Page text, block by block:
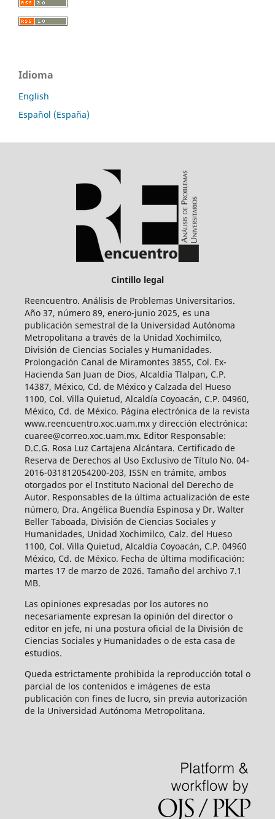
Idioma
English
Español (España)
Cintillo legal
Reencuentro. Análisis de Problemas Universitarios.
Año 37, número 89, enero-junio 2025, es una
publicación semestral de la Universidad Autónoma
Metropolitana a través de la Unidad Xochimilco,
División de Ciencias Sociales y Humanidades.
Prolongación Canal de Miramontes 3855, Col. Ex-
Hacienda San Juan de Dios, Alcaldía Tlalpan, C.P.
14387, México, Cd. de México y Calzada del Hueso
1100, Col. Villa Quietud, Alcaldía Coyoacán, C.P. 04960,
México, Cd. de México. Página electrónica de la revista
www.reencuentro.xoc.uam.mx y dirección electrónica:
cuaree@correo.xoc.uam.mx. Editor Responsable:
D.C.G. Rosa Luz Cartajena Alcántara. Certificado de
Reserva de Derechos al Uso Exclusivo de Título No. 04-
2016-031812054200-203, ISSN en trámite, ambos
otorgados por el Instituto Nacional del Derecho de
Autor. Responsables de la última actualización de este
número, Dra. Angélica Buendía Espinosa y Dr. Walter
Beller Taboada, División de Ciencias Sociales y
Humanidades, Unidad Xochimilco, Calz. del Hueso
1100, Col. Villa Quietud, Alcaldía Coyoacán, C.P. 04960
México, Cd. de México. Fecha de última modificación:
martes 17 de marzo de 2026. Tamaño del archivo 7.1
MB.
Las opiniones expresadas por los autores no
necesariamente expresan la opinión del director o
editor en jefe, ni una postura oficial de la División de
Ciencias Sociales y Humanidades o de esta casa de
estudios.
Queda estrictamente prohibida la reproducción total o
parcial de los contenidos e imágenes de esta
publicación con fines de lucro, sin previa autorización
de la Universidad Autónoma Metropolitana.